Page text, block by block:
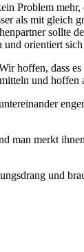
Problem mehr,
als mit gleich
sollte
orientiert sich
hoffen, dass
und hoffen
man merkt
und